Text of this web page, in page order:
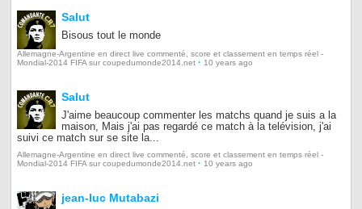
Salut
Bisous tout le monde
Allemagne-Argentine en direct live commenté, score et classement en temps réel -
Mondial-2014 FIFA sur coupedumonde2014.net · 10 years ago
Salut
J'aime beaucoup commenter les matchs quand je suis a la
maison, Mais j'ai pas regardé ce match à la telévision, j'ai
suivi ce match sur se site la...
Allemagne-Argentine en direct live commenté, score et classement en temps réel -
Mondial-2014 FIFA sur coupedumonde2014.net · 10 years ago
jean-luc Mutabazi